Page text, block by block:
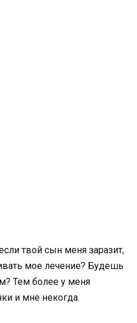
твой сын меня заразит,
мое лечение? Будешь
Тем более у меня
и мне некогда.